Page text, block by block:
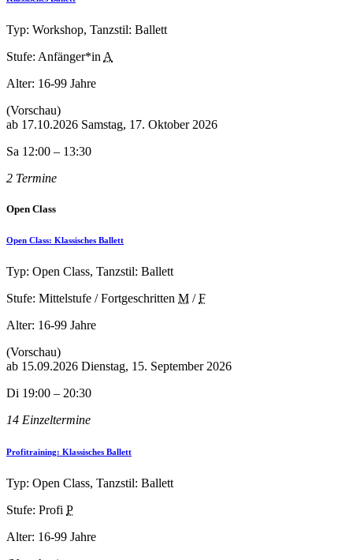
Typ: Workshop, Tanzstil: Ballett
Stufe: Anfänger*in A
Alter: 16-99 Jahre
(Vorschau)
ab 17.10.2026 Samstag, 17. Oktober 2026
Sa 12:00 – 13:30
2 Termine
Open Class
Open Class: Klassisches Ballett
Typ: Open Class, Tanzstil: Ballett
Stufe: Mittelstufe / Fortgeschritten M /F
Alter: 16-99 Jahre
(Vorschau)
ab 15.09.2026 Dienstag, 15. September 2026
Di 19:00 – 20:30
14 Einzeltermine
Profitraining: Klassisches Ballett
Typ: Open Class, Tanzstil: Ballett
Stufe: Profi P
Alter: 16-99 Jahre